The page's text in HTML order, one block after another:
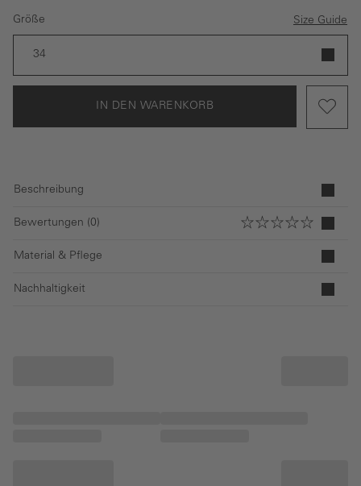
Größe Size Guide
34
IN DEN WARENKORB
Beschreibung
Bewertungen (0)
Material & Pflege
Nachhaltigkeit